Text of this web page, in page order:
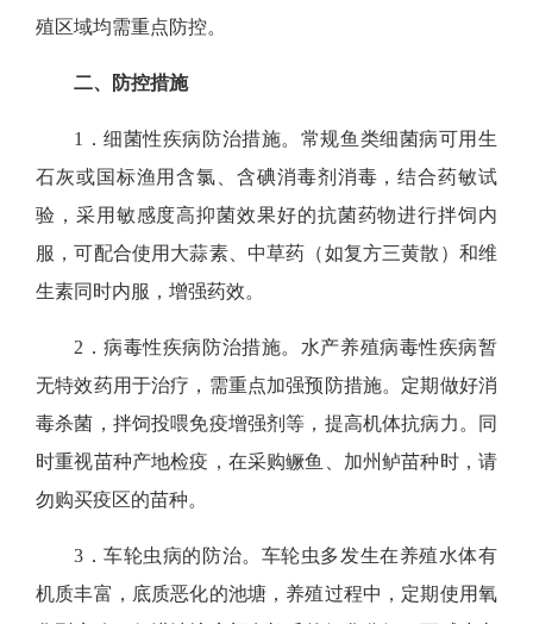
殖区域均需重点防控。
二、防控措施
1．细菌性疾病防治措施。 常规鱼类细菌病可用生
石灰或国标渔用含氯、含碘消毒剂消毒，结合药敏试
验，采用敏感度高抑菌效果好的抗菌药物进行拌饲内
服，可配合使用大蒜素、中草药（如复方三黄散）和维
生素同时内服，增强药效。
2．病毒性疾病防治措施。 水产养殖病毒性疾病暂
无特效药用于治疗，需重点加强预防措施。定期做好消
毒杀菌，拌饲投喂免疫增强剂等，提高机体抗病力。同
时重视苗种产地检疫，在采购鳜鱼、加州鲈苗种时，请
勿购买疫区的苗种。
3．车轮虫病的防治。 车轮虫多发生在养殖水体有
机质丰富，底质恶化的池塘，养殖过程中，定期使用氧